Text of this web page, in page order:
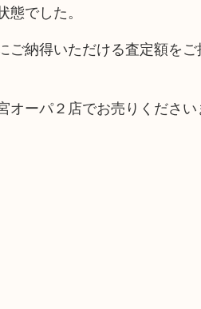
でした。
納得いただける査定額を
ーパ２店でお売りください